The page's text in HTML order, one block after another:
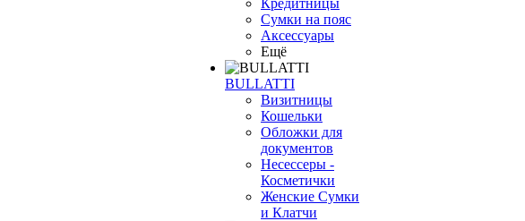
Кредитницы
Сумки на пояс
Аксессуары
Ещё
BULLATTI
Визитницы
Кошельки
Обложки для
документов
Несессеры -
Косметички
Женские Сумки
и Клатчи